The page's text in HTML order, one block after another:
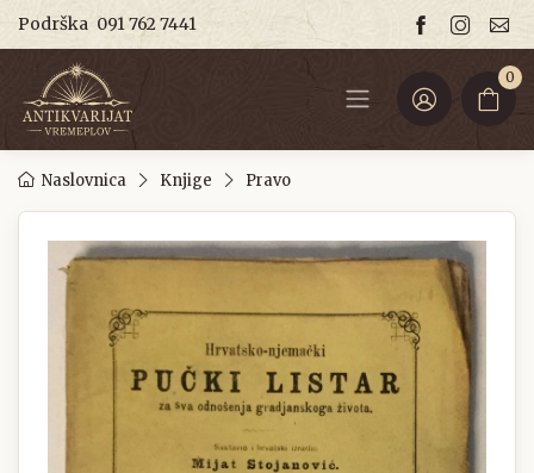
Podrška 091 762 7441
0
Naslovnica Knjige Pravo